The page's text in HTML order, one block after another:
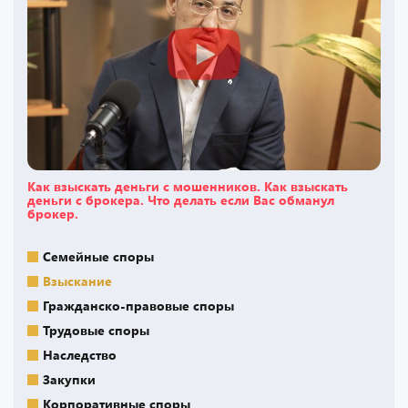
Как взыскать деньги с мошенников. Как взыскать
деньги с брокера. Что делать если Вас обманул
брокер.
Семейные споры
Взыскание
Гражданско-правовые споры
Трудовые споры
Наследство
Закупки
Корпоративные споры